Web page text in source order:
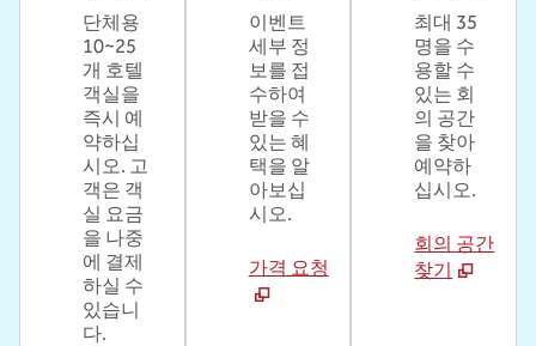
단체용
10~25
개 호텔
객실을
즉시 예
약하십
시오. 고
객은 객
실 요금
을 나중
에 결제
하실 수
있습니
다.
이벤트
세부 정
보를 접
수하여
받을 수
있는 혜
택을 알
아보십
시오.
가격 요청
최대 35
명을 수
용할 수
있는 회
의 공간
을 찾아
예약하
십시오.
회의 공간
찾기